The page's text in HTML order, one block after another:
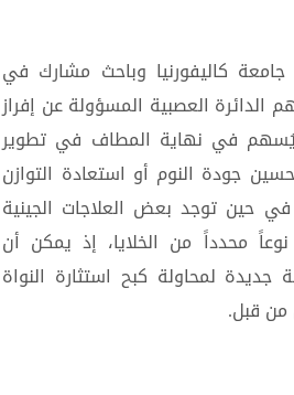
جامعة كاليفورنيا وباحث مشارك في
الدائرة العصبية المسؤولة عن إفراز
في نهاية المطاف في تطوير
جودة النوم أو استعادة التوازن
حين توجد بعض العلاجات الجينية
محدداً من الخلايا، إذ يمكن أن
لمحاولة كبح استثارة النواة
من قبل.